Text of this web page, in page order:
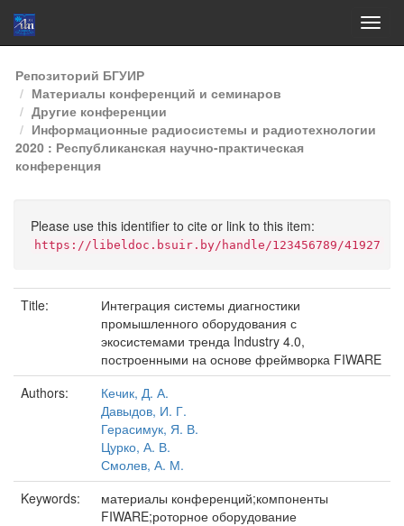
Skip
navigation
Репозиторий БГУИР
Материалы конференций и семинаров
Другие конференции
Информационные радиосистемы и радиотехнологии
2020 : Республиканская научно-практическая
конференция
Please use this identifier to cite or link to this item:
https://libeldoc.bsuir.by/handle/123456789/41927
Title:
Интеграция системы диагностики
промышленного оборудования с
экосистемами тренда Industry 4.0,
построенными на основе фреймворка FIWARE
Authors:
Кечик, Д. А.
Давыдов, И. Г.
Герасимук, Я. В.
Цурко, А. В.
Смолев, А. М.
Keywords:
материалы конференций;компоненты
FIWARE;роторное оборудование